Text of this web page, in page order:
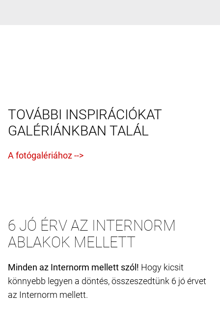
TOVÁBBI INSPIRÁCIÓKAT
GALÉRIÁNKBAN TALÁL
6 JÓ ÉRV AZ INTERNORM
ABLAKOK MELLETT
Minden az Internorm mellett szól! Hogy kicsit
könnyebb legyen a döntés, összeszedtünk 6 jó érvet
az Internorm mellett.